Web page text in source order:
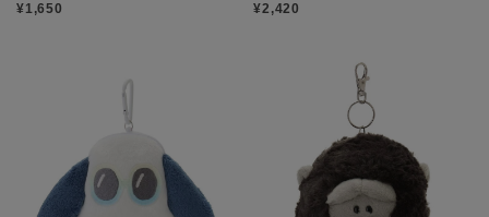
¥1,650 ¥2,420